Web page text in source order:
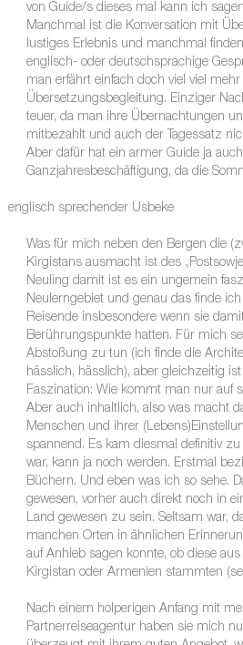
von Guide/s dieses mal kann ich
Manchmal ist die Konversation mit
lustiges Erlebnis und manchmal
englisch- oder deutschsprachige
man erfährt einfach doch viel viel
Übersetzungsbegleitung. Einziger
teuer, da man ihre Übernachtungen
mitbezahlt und auch der Tagessatz
Aber dafür hat ein armer Guide ja
Ganzjahresbeschäftigung, da die
englisch sprechender Usbeke
Was für mich neben den Bergen die
Kirgistans ausmacht ist des
Neuling damit ist es ein ungemein
Neulerngebiet und genau das finde
Reisende insbesondere wenn sie
Berührungspunkte hatten. Für mich
Abstoßung zu tun (ich finde die
hässlich, hässlich), aber gleichzeitig
Faszination: Wie kommt man nur auf
Aber auch inhaltlich, also was macht
Menschen und ihrer
spannend. Es kam diesmal definitiv
war, kann ja noch werden. Erstmal
Büchern. Und eben was ich so sehe.
gewesen, vorher auch direkt noch in
Land gewesen zu sein. Seltsam war,
manchen Orten in ähnlichen
auf Anhieb sagen konnte, ob diese
Kirgistan oder Armenien stammten
Nach einem holperigen Anfang mit
Partnerreiseagentur haben sie mich